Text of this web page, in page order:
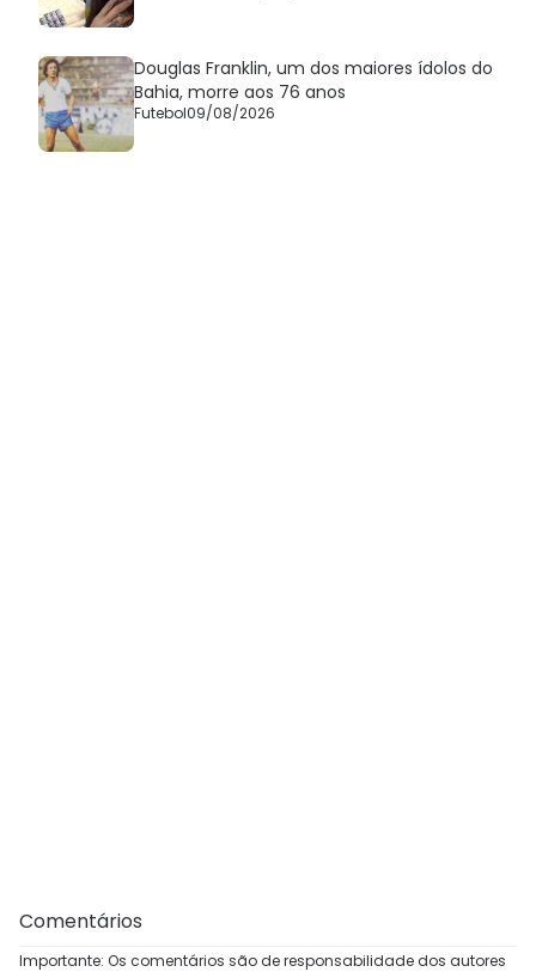
Douglas Franklin, um dos maiores ídolos do
Bahia, morre aos 76 anos
Futebol09/08/2026
Comentários
Importante: Os comentários são de responsabilidade dos autores